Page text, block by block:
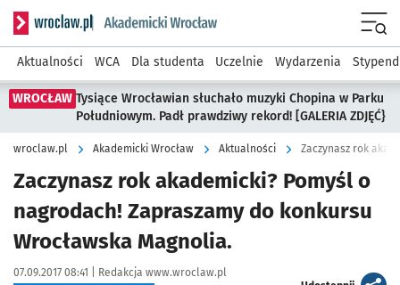
Serwis informacyjny wroclaw.pl podserwis: Akademicki
Aktualności WCA Dla studenta Uczelnie Wydarzenia
WROCŁAW Tysiące Wrocławian słuchało muzyki Chopina w Parku
Południowym. Padł prawdziwy rekord! [GALERIA ZDJĘĆ}
wroclaw.pl Akademicki Wrocław Aktualności
Zaczynasz rok akademicki? Pomyśl o
nagrodach! Zapraszamy do konkursu
Wrocławska Magnolia.
Data publikacji:
07.09.2017 08:41 | Autor:
Redakcja www.wroclaw.pl